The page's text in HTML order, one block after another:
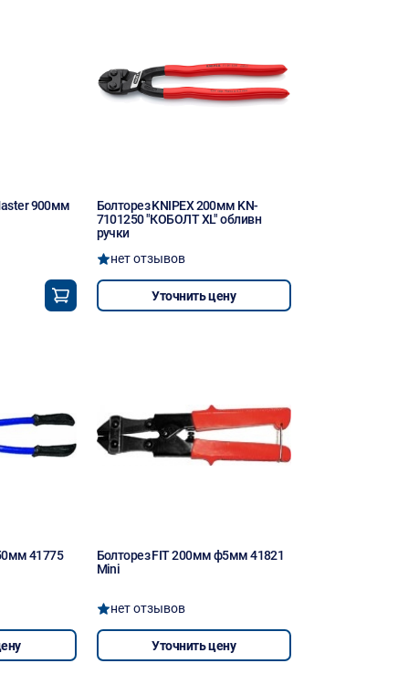
900мм
Болторез KNIPEX 200мм KN-
7101250 "КОБОЛТ XL" обливн
ручки
нет отзывов
Уточнить цену
41775
Болторез FIT 200мм ф5мм 41821
Mini
нет отзывов
Уточнить цену